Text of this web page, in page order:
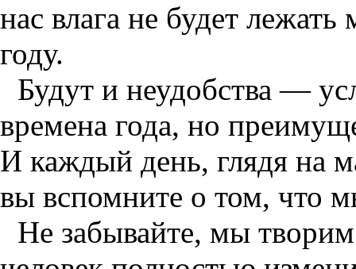
нас влага не будет
году.
Будут и неудобства —
времена года, но
И каждый день, глядя на
вы вспомните о том, что
Не забывайте, мы